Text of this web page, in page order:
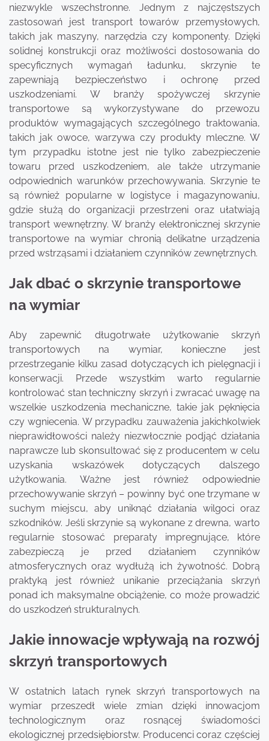
niezwykle wszechstronne. Jednym z najczęstszych
zastosowań jest transport towarów przemysłowych,
takich jak maszyny, narzędzia czy komponenty. Dzięki
solidnej konstrukcji oraz możliwości dostosowania do
specyficznych wymagań ładunku, skrzynie te
zapewniają bezpieczeństwo i ochronę przed
uszkodzeniami. W branży spożywczej skrzynie
transportowe są wykorzystywane do przewozu
produktów wymagających szczególnego traktowania,
takich jak owoce, warzywa czy produkty mleczne. W
tym przypadku istotne jest nie tylko zabezpieczenie
towaru przed uszkodzeniem, ale także utrzymanie
odpowiednich warunków przechowywania. Skrzynie te
są również popularne w logistyce i magazynowaniu,
gdzie służą do organizacji przestrzeni oraz ułatwiają
transport wewnętrzny. W branży elektronicznej skrzynie
transportowe na wymiar chronią delikatne urządzenia
przed wstrząsami i działaniem czynników zewnętrznych.
Jak dbać o skrzynie transportowe
na wymiar
Aby zapewnić długotrwałe użytkowanie skrzyń
transportowych na wymiar, konieczne jest
przestrzeganie kilku zasad dotyczących ich pielęgnacji i
konserwacji. Przede wszystkim warto regularnie
kontrolować stan techniczny skrzyń i zwracać uwagę na
wszelkie uszkodzenia mechaniczne, takie jak pęknięcia
czy wgniecenia. W przypadku zauważenia jakichkolwiek
nieprawidłowości należy niezwłocznie podjąć działania
naprawcze lub skonsultować się z producentem w celu
uzyskania wskazówek dotyczących dalszego
użytkowania. Ważne jest również odpowiednie
przechowywanie skrzyń – powinny być one trzymane w
suchym miejscu, aby uniknąć działania wilgoci oraz
szkodników. Jeśli skrzynie są wykonane z drewna, warto
regularnie stosować preparaty impregnujące, które
zabezpieczą je przed działaniem czynników
atmosferycznych oraz wydłużą ich żywotność. Dobrą
praktyką jest również unikanie przeciążania skrzyń
ponad ich maksymalne obciążenie, co może prowadzić
do uszkodzeń strukturalnych.
Jakie innowacje wpływają na rozwój
skrzyń transportowych
W ostatnich latach rynek skrzyń transportowych na
wymiar przeszedł wiele zmian dzięki innowacjom
technologicznym oraz rosnącej świadomości
ekologicznej przedsiębiorstw. Producenci coraz częściej